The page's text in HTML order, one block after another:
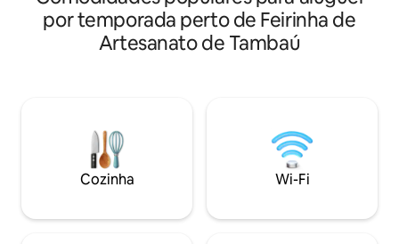
Desfrute de uma bela caminhada no
calcadao da praia, pois ESTAMOS
LOCALIZADOS DE FRENTE AO MAR
PERMITIDO VISITATES *SEGUNDAS
FEIRAS-MANUTENCAO DA PISCINA
Melhor lugar para você e sua família!
por temporada perto de Feirinha de
Artesanato de Tambaú
Cozinha Wi-Fi